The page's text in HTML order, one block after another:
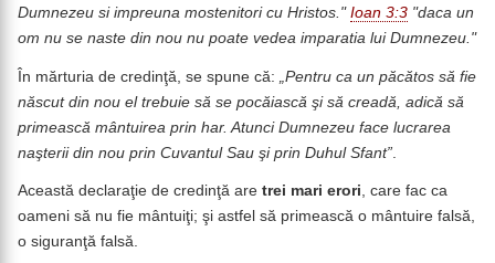
Dumnezeu si impreuna mostenitori cu Hristos." Ioan 3:3 "daca un
om nu se naste din nou nu poate vedea imparatia lui Dumnezeu."
În mărturia de credinţă, se spune că:
„Pentru ca un păcătos să fie
născut din nou el trebuie să se pocăiască şi să creadă, adică să
primească mântuirea prin har. Atunci Dumnezeu face lucrarea
naşterii din nou prin Cuvantul Sau şi prin Duhul Sfant”
Această declaraţie de credinţă are trei mari erori, care fac ca
oameni să nu fie mântuiţi; şi astfel să primească o mântuire falsă,
o siguranţă falsă.